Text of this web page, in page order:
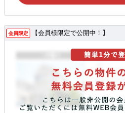
会員限定 【会員様限定で公開中！】